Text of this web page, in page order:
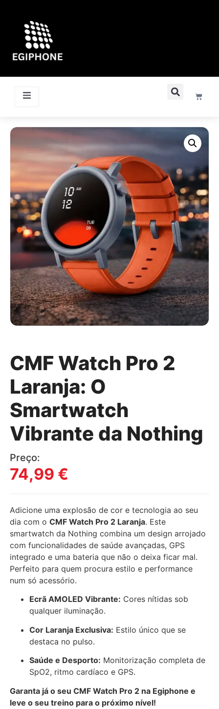
CMF Watch Pro 2
Laranja: O
Smartwatch
Vibrante da Nothing
Preço:
74,99 €
Adicione uma explosão de cor e tecnologia ao seu
dia com o CMF Watch Pro 2 Laranja. Este
smartwatch da Nothing combina um design arrojado
com funcionalidades de saúde avançadas, GPS
integrado e uma bateria que não o deixa ficar mal.
Perfeito para quem procura estilo e performance
num só acessório.
Ecrã AMOLED Vibrante: Cores nítidas sob
qualquer iluminação.
Cor Laranja Exclusiva: Estilo único que se
destaca no pulso.
Saúde e Desporto: Monitorização completa de
SpO2, ritmo cardíaco e GPS.
Garanta já o seu CMF Watch Pro 2 na Egiphone e
leve o seu treino para o próximo nível!